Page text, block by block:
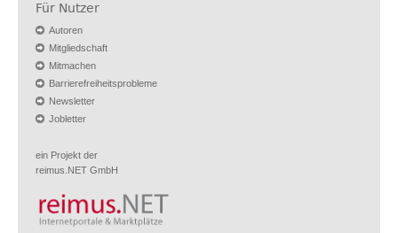
Für Nutzer
Autoren
Mitgliedschaft
Mitmachen
Barrierefreiheitsprobleme
Newsletter
Jobletter
ein Projekt der
reimus.NET GmbH